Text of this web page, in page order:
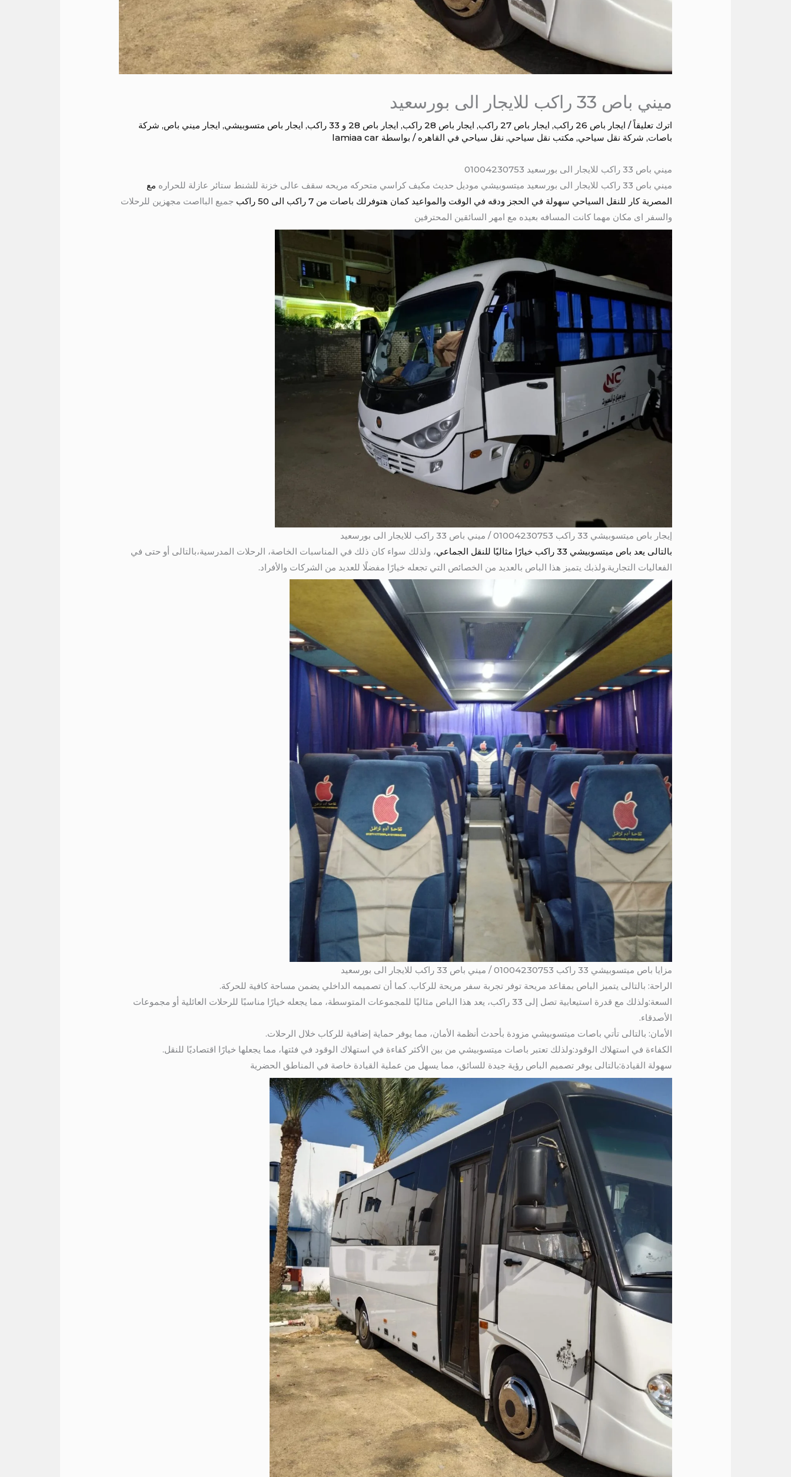
ميني باص 33 راكب للايجار الى بورسعيد
اترك تعليقاً / ايجار باص 26 راكب , ايجار باص 27 راكب , ايجار باص 28 راكب , ايجار باص 28 و 33 راكب , ايجار باص متسوبيشي, ايجار ميني باص, شركة
باصات, شركة نقل سياحي, مكتب نقل سياحي, نقل سياحي في القاهره / بواسطة lamiaa car
ميني باص 33 راكب للايجار الى بورسعيد 01004230753
ميني باص 33 راكب للايجار الى بورسعيد ميتسوبيشي موديل حديث مكيف كراسي متحركه مريحه سقف عالى خزنة للشنط ستائر عازلة للحراره
مع
المصرية كار للنقل السياحي سهولة في الحجز ودقه في الوقت والمواعيد كمان هتوفرلك باصات من 7 راكب الى 50 راكب
جميع البااصت مجهزين للرحلات
والسفر اى مكان مهما كانت المسافه بعيده مع امهر السائقين المحترفين
إيجار باص ميتسوبيشي 33 راكب 01004230753 / ميني باص 33 راكب للايجار الى بورسعيد
بالتالى يعد باص ميتسوبيشي 33 راكب خيارًا مثاليًا للنقل الجماعي
، ولذلك سواء كان ذلك في المناسبات الخاصة، الرحلات المدرسية،بالتالى أو حتى في
الفعاليات التجارية.ولذبك يتميز هذا الباص بالعديد من الخصائص التي تجعله خيارًا مفضلًا للعديد من الشركات والأفراد.
مزايا باص ميتسوبيشي 33 راكب 01004230753 / ميني باص 33 راكب للايجار الى بورسعيد
الراحة: بالتالى يتميز الباص بمقاعد مريحة توفر تجربة سفر مريحة للركاب. كما أن تصميمه الداخلي يضمن مساحة كافية للحركة.
السعة:ولذلك مع قدرة استيعابية تصل إلى 33 راكب، يعد هذا الباص مثاليًا للمجموعات المتوسطة، مما يجعله خيارًا مناسبًا للرحلات العائلية أو مجموعات
الأصدقاء.
الأمان: بالتالى تأتي باصات ميتسوبيشي مزودة بأحدث أنظمة الأمان، مما يوفر حماية إضافية للركاب خلال الرحلات.
الكفاءة في استهلاك الوقود:ولذلك تعتبر باصات ميتسوبيشي من بين الأكثر كفاءة في استهلاك الوقود في فئتها، مما يجعلها خيارًا اقتصاديًا للنقل.
سهولة القيادة:بالتالى يوفر تصميم الباص رؤية جيدة للسائق، مما يسهل من عملية القيادة خاصة في المناطق الحضرية